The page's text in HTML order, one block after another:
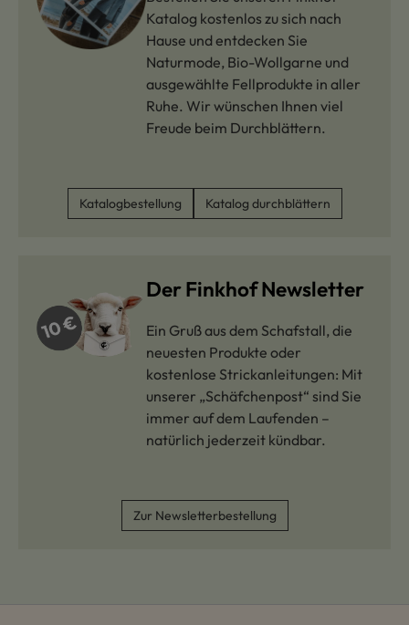
Katalog kostenlos zu sich nach
Hause und entdecken Sie
Naturmode, Bio-Wollgarne und
ausgewählte Fellprodukte in aller
Ruhe. Wir wünschen Ihnen viel
Freude beim Durchblättern.
Katalogbestellung Katalog durchblättern
Der Finkhof Newsletter
Ein Gruß aus dem Schafstall, die
neuesten Produkte oder
kostenlose Strickanleitungen: Mit
unserer „Schäfchenpost“ sind Sie
immer auf dem Laufenden –
natürlich jederzeit kündbar.
Zur Newsletterbestellung